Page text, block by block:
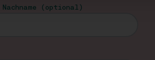
Nachname (optional)